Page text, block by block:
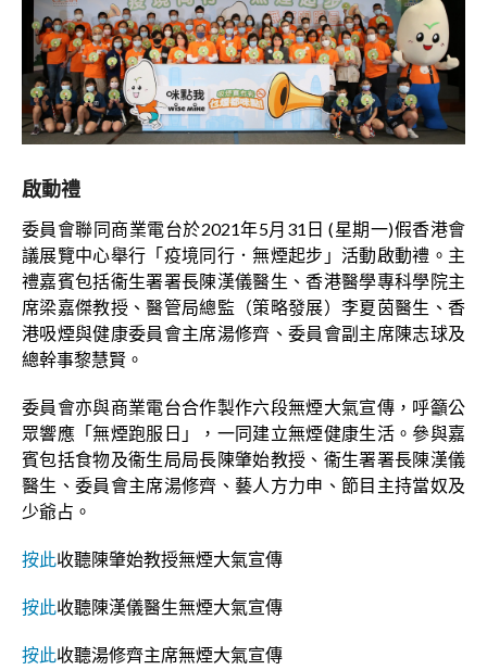
啟動禮
委員會聯同商業電台於2021年5月31日 (星期一)假香港會
議展覽中心舉行「疫境同行．無煙起步」活動啟動禮。主
禮嘉賓包括衞生署署長陳漢儀醫生、香港醫學專科學院主
席梁嘉傑教授、醫管局總監（策略發展）李夏茵醫生、香
港吸煙與健康委員會主席湯修齊、委員會副主席陳志球及
總幹事黎慧賢。
委員會亦與商業電台合作製作六段無煙大氣宣傳，呼籲公
眾響應「無煙跑服日」，一同建立無煙健康生活。參與嘉
賓包括食物及衞生局局長陳肇始教授、衞生署署長陳漢儀
醫生、委員會主席湯修齊、藝人方力申、節目主持當奴及
少爺占。
按此收聽陳肇始教授無煙大氣宣傳
按此收聽陳漢儀醫生無煙大氣宣傳
按此收聽湯修齊主席無煙大氣宣傳